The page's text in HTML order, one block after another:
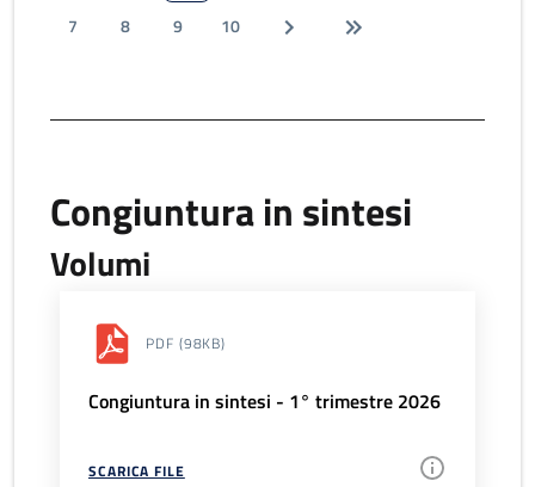
7
8 9 10
Congiuntura in sintesi
Volumi
PDF (98KB)
Congiuntura in sintesi - 1° trimestre 2026
SCARICA FILE